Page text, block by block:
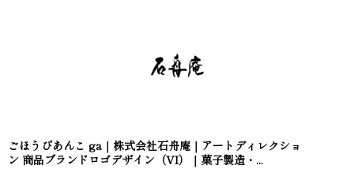
ごほうびあんこ ga｜株式会社石舟庵｜アートディレクショ
ン 商品ブランドロゴデザイン（VI）｜菓子製造・...